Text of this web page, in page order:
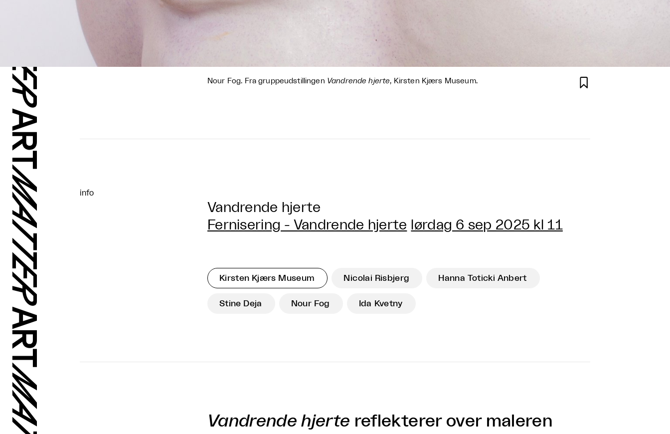
Nour Fog. Fra gruppeudstillingen Vandrende hjerte, Kirsten Kjærs Museum. 
info
Vandrende hjerte
Fernisering - Vandrende hjerte
lørdag 6 sep 2025 kl 11
Kirsten Kjærs Museum Nicolai Risbjerg Hanna Toticki Anbert
Stine Deja Nour Fog Ida Kvetny
Vandrende hjerte reflekterer over maleren